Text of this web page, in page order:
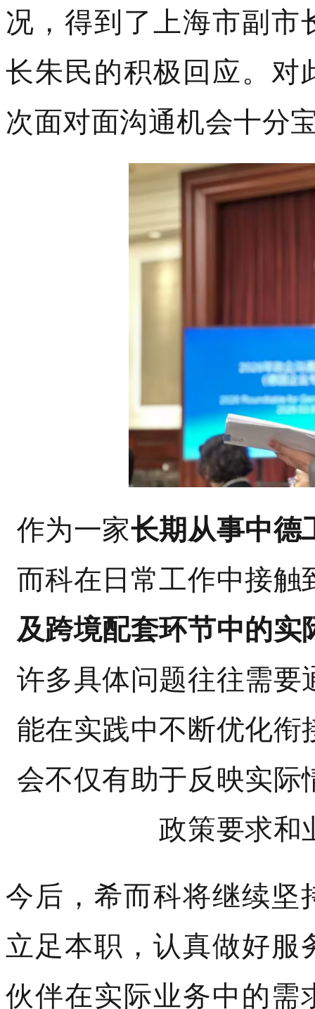
况，得到了上海市副市
长朱民的积极回应。对
次面对面沟通机会十分
作为一家长期从事中德
而科在日常工作中接触
及跨境配套环节中的实
许多具体问题往往需
能在实践中不断优化
会不仅有助于反映实
政策要求和
今后，希而科将继续坚
立足本职，认真做好服
伙伴在实际业务中的需